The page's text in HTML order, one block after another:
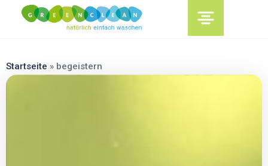
content
Startseite » begeistern